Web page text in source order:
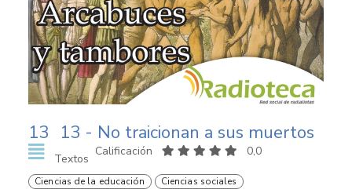
13 13 - No traicionan a sus muertos
Textos
Calificación 0,0
Ciencias de la educación Ciencias sociales